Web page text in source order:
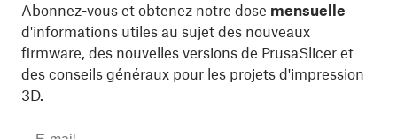
Abonnez-vous et obtenez notre dose mensuelle
d'informations utiles au sujet des nouveaux
firmware, des nouvelles versions de PrusaSlicer et
des conseils généraux pour les projets d'impression
3D.